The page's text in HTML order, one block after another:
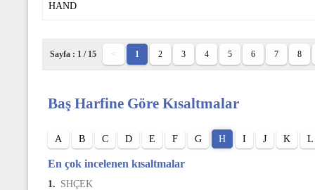
HAND
Sayfa : 1 / 15 < 1 2 3 4 5 6 7 8
Baş Harfine Göre Kısaltmalar
A B C D E F G H I J K L
En çok incelenen kısaltmalar
1. SHÇEK